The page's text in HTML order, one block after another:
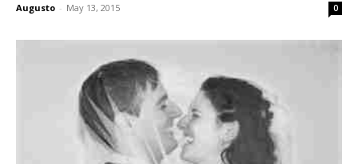
Augusto - May 13, 2015 0